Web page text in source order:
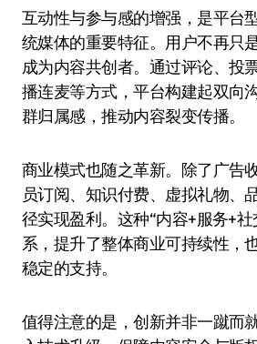
互动性与参与感的增强，是平台
统媒体的重要特征。用户不再只
成为内容共创者。通过评论、投
播连麦等方式，平台构建起双向
群归属感，推动内容裂变传播。
商业模式也随之革新。除了广告
员订阅、知识付费、虚拟礼物、
径实现盈利。这种“内容+服务+
系，提升了整体商业可持续性，
稳定的支持。
值得注意的是，创新并非一蹴而